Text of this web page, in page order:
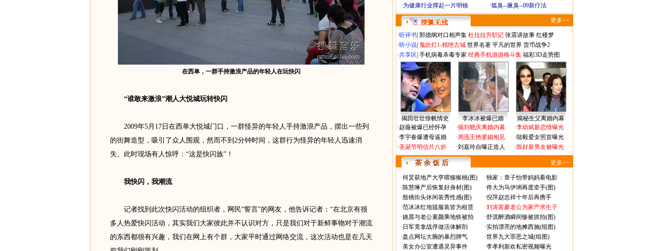
在西单，一群手持激浪产品的年轻人在玩快闪
“谁敢来激浪”潮人大悦城玩转快闪
2009年5月17日在西单大悦城门口，一群怪异的年轻人手持激浪产品，摆出一些列
的街舞造型，吸引了众人围观，然而不到2分钟时间，这群行为怪异的年轻人迅速消
失。此时现场有人惊呼：“这是快闪族”！
我快闪，我潮流
记者找到此次快闪活动的组织者，网民“誓言”的网友，他告诉记者：“在北京有很
多人热爱快闪活动，其实我们大家彼此并不认识对方，只是我们对于新鲜事物对于潮流
的东西都很有兴趣，我们在网上有个群，大家平时通过网络交流，这次活动也是在几天
·为健康行业撑起一片明镜 ·狐臭--腋臭--09新疗法
更多>>
·听评书 郭德纲对口相声集 杜拉拉升职记 张震讲故事 红楼梦
·听小说 鬼吹灯1-精绝古城 世界名著 平凡的世界 货币战争2
·共享区 手机病毒杀毒专家 经典手机游游格斗集 福彩3D走势图
揭田壮壮徐帆情史 李冰冰被爆已婚
揭秘生父离婚内幕
·赵薇被爆已经怀孕
·李宇春爆遭母逼婚
·圣诞节明信片八折
·揭刘晓庆离婚内幕
·周迅王艳婆媳相见
·刘嘉玲自曝正造人
·李幼斌新恋情曝光
·陆毅爱女照首曝光
·陈好新男友被曝光
茶 余 饭 后 更多>>
·何炅获地产大亨喂猕猴桃(图) ·独家：章子怡带妈妈看电影
·陈慧琳产后恢复好身材(图) ·佟大为马伊琍再度牵手(图)
·殷桃街头休闲装秀性感(图) ·倪萍赵忠祥十年后再携手
·范冰冰红地毯服装皆为租赁 ·刘涛富豪老公为家产求生子
·姚晨与老公素颜乘地铁被拍 ·舒淇醉酒瞬间惨被抓拍(图)
· 日军竟拿战俘做活体解剖 ·实拍漂亮的地摊西施(组图)
·盘点网坛大腕的暴烈脾气 ·世界九大罪恶之城(组图)
·美女办公室遭遇灵异事件 ·李孝利新欢私密视频曝光